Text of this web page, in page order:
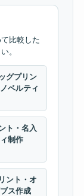
比較した
。
グプリン
ベルティ
ト・名入
制作
ント・オ
ス作成